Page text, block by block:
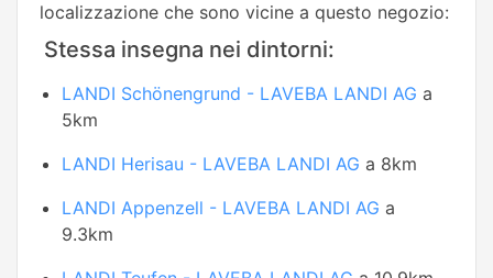
localizzazione che sono vicine a questo negozio:
Stessa insegna nei dintorni:
LANDI Schönengrund - LAVEBA LANDI AG a
5km
LANDI Herisau - LAVEBA LANDI AG a 8km
LANDI Appenzell - LAVEBA LANDI AG a
9.3km